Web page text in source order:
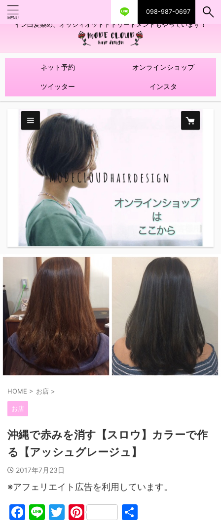
098-987-0697
艶ツヤヘアカラー！髪質改善トリートメントやハイライトを使ったデザ
イン白髪染め、オッジィオットトトリートメントもやっています！
ネット予約 オンラインショップ
ツイッター インスタ
HOME > お店 >
お店
沖縄で赤みを消す【スロウ】カラーで作
る【アッシュグレージュ】
2017年7月23日
※アフェリエイト広告を利用しています。
F
Li T Pi